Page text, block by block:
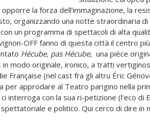
la forza dell’immaginazione, la
organizzando una notte straordinaria
un programma di spettacoli di alta
OFF fanno di questa città il centro
Hécube, pas Hécube, una pièce
modo originale, ironico, a tratti
Française (nel cast fra gli altru Éric
per approdare al Teatro parigino nella
interroga con la sua ri-petizione (l’eco di
e politico. Qui cerco di dire in